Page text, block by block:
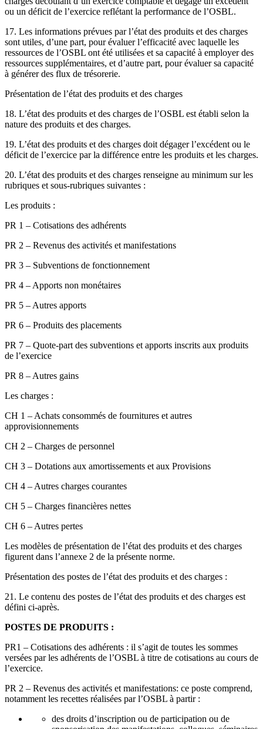
ou un déficit de l’exercice reflétant la performance de l’OSBL.
17. Les informations prévues par l’état des produits et des charges
sont utiles, d’une part, pour évaluer l’efficacité avec laquelle les
ressources de l’OSBL ont été utilisées et sa capacité à employer des
ressources supplémentaires, et d’autre part, pour évaluer sa capacité
à générer des flux de trésorerie.
Présentation de l’état des produits et des charges
18. L’état des produits et des charges de l’OSBL est établi selon la
nature des produits et des charges.
19. L’état des produits et des charges doit dégager l’excédent ou le
déficit de l’exercice par la différence entre les produits et les charges.
20. L’état des produits et des charges renseigne au minimum sur les
rubriques et sous-rubriques suivantes :
Les produits :
PR 1 – Cotisations des adhérents
PR 2 – Revenus des activités et manifestations
PR 3 – Subventions de fonctionnement
PR 4 – Apports non monétaires
PR 5 – Autres apports
PR 6 – Produits des placements
PR 7 – Quote-part des subventions et apports inscrits aux produits
de l’exercice
PR 8 – Autres gains
Les charges :
CH 1 – Achats consommés de fournitures et autres
approvisionnements
CH 2 – Charges de personnel
CH 3 – Dotations aux amortissements et aux Provisions
CH 4 – Autres charges courantes
CH 5 – Charges financières nettes
CH 6 – Autres pertes
Les modèles de présentation de l’état des produits et des charges
figurent dans l’annexe 2 de la présente norme.
Présentation des postes de l’état des produits et des charges :
21. Le contenu des postes de l’état des produits et des charges est
défini ci-après.
POSTES DE PRODUITS :
PR1 – Cotisations des adhérents : il s’agit de toutes les sommes
versées par les adhérents de l’OSBL à titre de cotisations au cours de
l’exercice.
PR 2 – Revenus des activités et manifestations: ce poste comprend,
notamment les recettes réalisées par l’OSBL à partir :
des droits d’inscription ou de participation ou de